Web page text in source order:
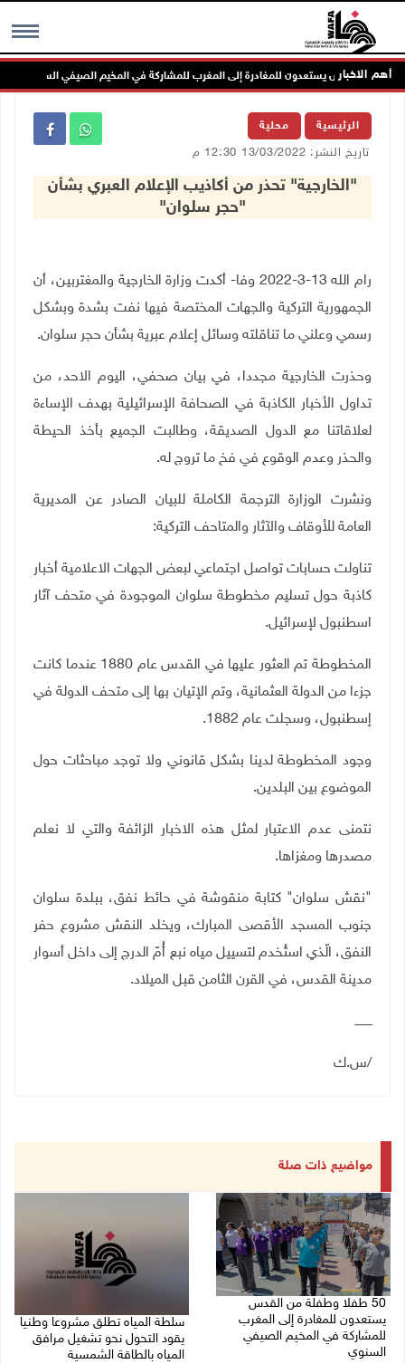
MENU أهم الاخبار
الرئيسية محلية
تاريخ النشر: 13/03/2022 12:30 م
"الخارجية" تحذر من أكاذيب الإعلام العبري بشأن
"حجر سلوان"
رام الله 13-3-2022 وفا- أكدت وزارة الخارجية والمغتربين، أن
الجمهورية التركية والجهات المختصة فيها نفت بشدة وبشكل
رسمي وعلني ما تناقلته وسائل إعلام عبرية بشأن حجر سلوان.
وحذرت الخارجية مجددا، في بيان صحفي، اليوم الاحد، من
تداول الأخبار الكاذبة في الصحافة الإسرائيلية بهدف الإساءة
لعلاقاتنا مع الدول الصديقة، وطالبت الجميع بأخذ الحيطة
والحذر وعدم الوقوع في فخ ما تروج له.
ونشرت الوزارة الترجمة الكاملة للبيان الصادر عن المديرية
العامة للأوقاف والآثار والمتاحف التركية:
تناولت حسابات تواصل اجتماعي لبعض الجهات الاعلامية أخبار
كاذبة حول تسليم مخطوطة سلوان الموجودة في متحف آثار
اسطنبول لإسرائيل.
المخطوطة تم العثور عليها في القدس عام 1880 عندما كانت
جزءا من الدولة العثمانية، وتم الإتيان بها إلى متحف الدولة في
إسطنبول، وسجلت عام 1882.
وجود المخطوطة لدينا بشكل قانوني ولا توجد مباحثات حول
الموضوع بين البلدين.
نتمنى عدم الاعتبار لمثل هذه الاخبار الزائفة والتي لا نعلم
مصدرها ومغزاها.
"نقش سلوان" كتابة منقوشة في حائط نفق، ببلدة سلوان
جنوب المسجد الأقصى المبارك، ويخلد النقش مشروع حفر
النفق، الّذي استُخدم لتسييل مياه نبع أُمّ الدرج إلى داخل أسوار
مدينة القدس، في القرن الثامن قبل الميلاد.
ـــــــــ
/س.ك
مواضيع ذات صلة
50 طفلا وطفلة من القدس
يستعدون للمغادرة إلى المغرب
للمشاركة في المخيم الصيفي
السنوي
سلطة المياه تطلق مشروعا وطنيا
يقود التحول نحو تشغيل مرافق
المياه بالطاقة الشمسية